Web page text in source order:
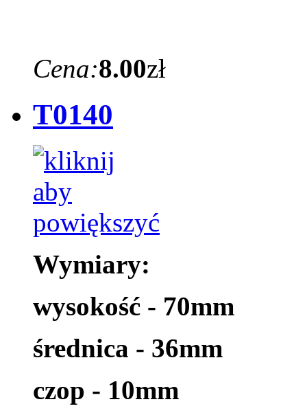
Cena:8.00zł
T0140
Wymiary:
wysokość - 70mm
średnica - 36mm
czop - 10mm